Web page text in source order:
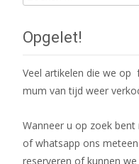
naar:
Opgelet!
Veel artikelen die we op
mum van tijd weer
Wanneer u op zoek
of whatsapp ons
reserveren of kunnen